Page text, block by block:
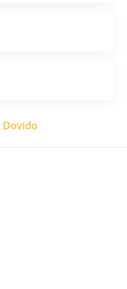
Dovido